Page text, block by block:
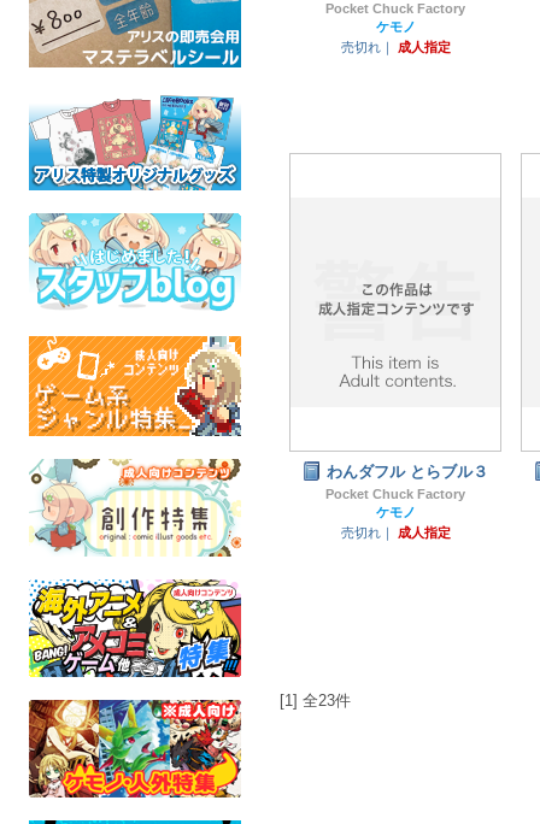
Pocket Chuck Factory
ケモノ
売切れ｜
成人指定
わんダフル とらブル３
Pocket Chuck Factory
ケモノ
売切れ｜
成人指定
[1] 全23件